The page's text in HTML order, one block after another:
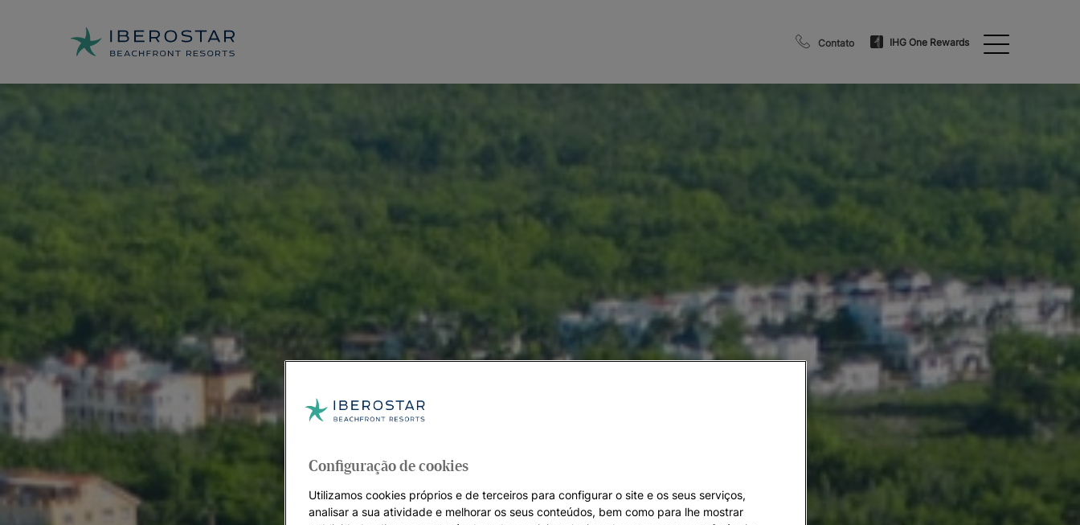
Contato IHG One Rewards
Configuração de cookies
Utilizamos cookies próprios e de terceiros para configurar o site e os seus serviços,
analisar a sua atividade e melhorar os seus conteúdos, bem como para lhe mostrar